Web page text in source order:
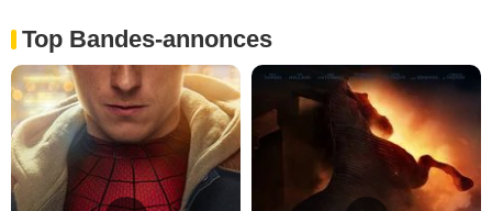
Top Bandes-annonces